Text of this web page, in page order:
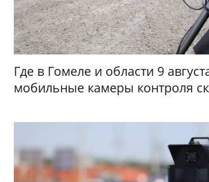
Где в Гомеле и области 9
мобильные камеры контроля